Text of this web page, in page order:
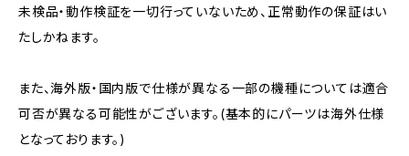
未検品・動作検証を一切行っていないため、正常動作の保証はい
たしかねます。
また、海外版・国内版で仕様が異なる一部の機種については適合
可否が異なる可能性がございます。(基本的にパーツは海外仕様
となっております。)